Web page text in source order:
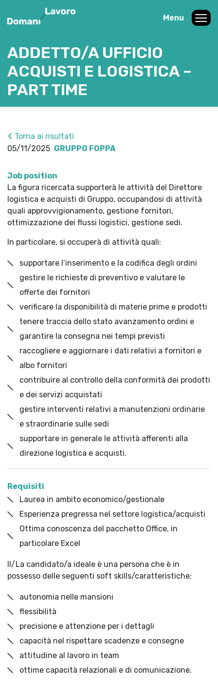
Menu
ADDETTO/A UFFICIO
ACQUISTI E LOGISTICA –
PART TIME
Torna ai risultati
05/11/2025 GRUPPO FOPPA
Job position
La figura ricercata supporterà le attività del Direttore
logistica e acquisti di Gruppo, occupandosi di attività
quali approvvigionamento, gestione fornitori,
ottimizzazione dei flussi logistici, gestione sedi.
In particolare, si occuperà di attività quali:
supportare l’inserimento e la codifica degli ordini
gestire le richieste di preventivo e valutare le
offerte dei fornitori
verificare la disponibilità di materie prime e prodotti
tenere traccia dello stato avanzamento ordini e
garantire la consegna nei tempi previsti
raccogliere e aggiornare i dati relativi a fornitori e
albo fornitori
contribuire al controllo della conformità dei prodotti
e dei servizi acquistati
gestire interventi relativi a manutenzioni ordinarie
e straordinarie sulle sedi
supportare in generale le attività afferenti alla
direzione logistica e acquisti.
Requisiti
Laurea in ambito economico/gestionale
Esperienza pregressa nel settore logistica/acquisti
Ottima conoscenza del pacchetto Office, in
particolare Excel
Il/La candidato/a ideale è una persona che è in
possesso delle seguenti soft skills/caratteristiche:
autonomia nelle mansioni
flessibilità
precisione e attenzione per i dettagli
capacità nel rispettare scadenze e consegne
attitudine al lavoro in team
ottime capacità relazionali e di comunicazione.